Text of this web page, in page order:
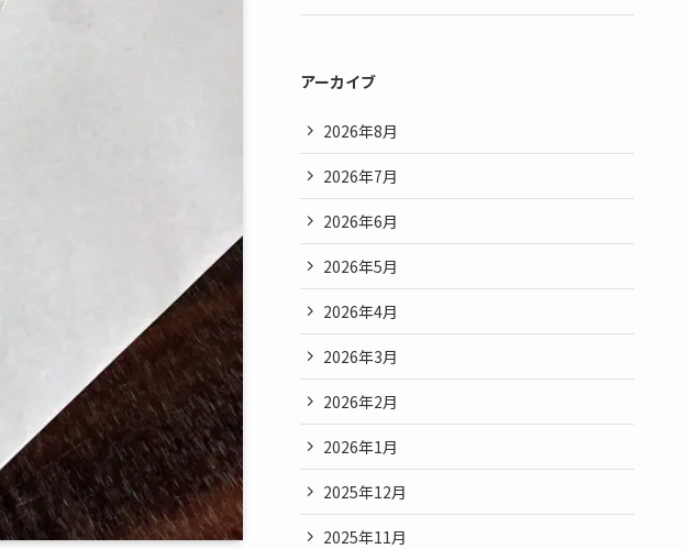
アーカイブ
2026年8月
2026年7月
2026年6月
2026年5月
2026年4月
2026年3月
2026年2月
2026年1月
2025年12月
2025年11月